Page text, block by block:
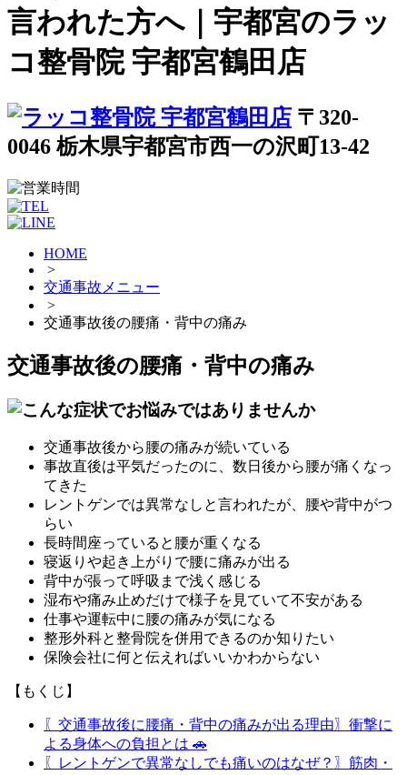
言われた方へ｜宇都宮のラッ
コ整骨院 宇都宮鶴田店
〒320-
0046 栃木県宇都宮市西一の沢町13-42
HOME
>
交通事故メニュー
>
交通事故後の腰痛・背中の痛み
交通事故後の腰痛・背中の痛み
交通事故後から腰の痛みが続いている
事故直後は平気だったのに、数日後から腰が痛くなっ
てきた
レントゲンでは異常なしと言われたが、腰や背中がつ
らい
長時間座っていると腰が重くなる
寝返りや起き上がりで腰に痛みが出る
背中が張って呼吸まで浅く感じる
湿布や痛み止めだけで様子を見ていて不安がある
仕事や運転中に腰の痛みが気になる
整形外科と整骨院を併用できるのか知りたい
保険会社に何と伝えればいいかわからない
【もくじ】
〖交通事故後に腰痛・背中の痛みが出る理由〗衝撃に
よる身体への負担とは 🚗
〖レントゲンで異常なしでも痛いのはなぜ？〗筋肉・